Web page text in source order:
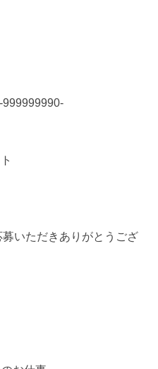
いただきありがとうござ